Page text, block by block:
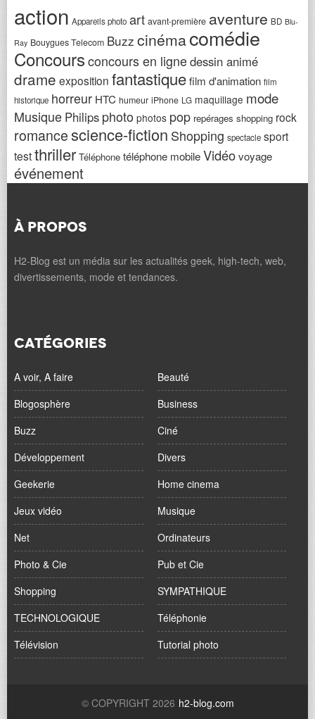
action Appareils photo art avant-première aventure BD Blu-
Ray Bouygues Telecom Buzz cinémacomédie
Concoursconcours en lignedessin animé
drame exposition fantastiquefilm d'animation film
historique horreur HTC humeur iPhone LG maquillage mode
Musique Philips photo photos pop repérages shopping rock
romancescience-fiction Shopping spectacle sport
testthriller Téléphone téléphone mobileVidéovoyage
événement
À PROPOS
H2-Blog est un média sur les actualités geek, high-tech, web,
divertissements, mode et tendances.
CATÉGORIES
A voir, A faire
Beauté
Blogosphère
Business
Buzz
Ciné
Développement
Divers
Geekerie
Home cinema
Jeux vidéo
Musique
Net
Ordinateurs
Photo & Cie
Pub et Cie
Shopping
SYMPATHIQUE
TECHNOLOGIQUE
Téléphonie
Télévision
Tutorial photo
© COPYRIGHT 2026 h2-blog.com